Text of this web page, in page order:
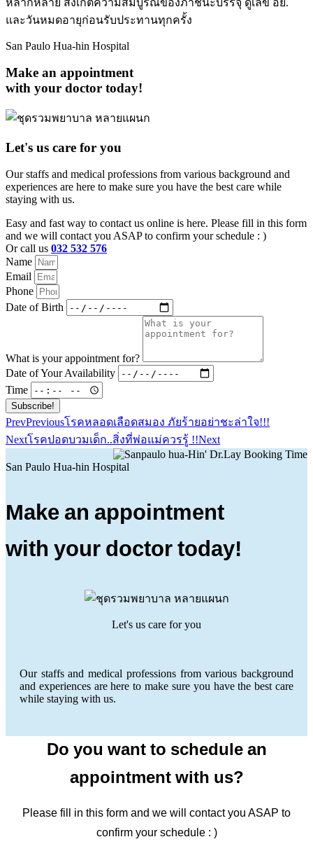
และวันหมดอายุก่อนรับประทานทุกครั้ง
San Paulo Hua-hin Hospital
Make an appointment
with your doctor today!
Let's us care for you
Our staffs and medical professions from various background and
experiences are here to make sure you have the best care while
staying with us.
Easy and fast way to contact us online is here. Please fill in this form
and we will contact you ASAP to confirm your schedule : )
Or call us 032 532 576
Name
Email
Phone
Date of Birth
What is your appointment for?
Date of Your Availability
Time
Subscribe!
PrevPreviousโรคหลอดเลือดสมอง ภัยร้ายอย่าชะล่าใจ!!!
Nextโรคปอดบวมเด็ก..สิ่งที่พ่อแม่ควรรู้ !!Next
San Paulo Hua-hin Hospital
Make an appointment
with your doctor today!
Let's us care for you
Our staffs and medical professions from various background
and experiences are here to make sure you have the best care
while staying with us.
Do you want to schedule an
appointment with us?
Please fill in this form and we will contact you ASAP to
confirm your schedule : )